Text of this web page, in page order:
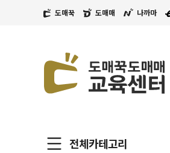
도매꾹 도매매 나까마
전체카테고리